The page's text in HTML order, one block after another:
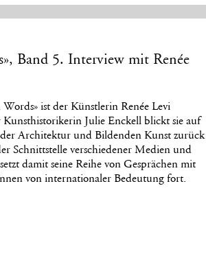
Band 5. Interview mit Renée
ist der Künstlerin Renée Levi
Julie Enckell blickt sie auf
Architektur und Bildenden Kunst zurück
Schnittstelle verschiedener Medien und
damit seine Reihe von Gesprächen mit
von internationaler Bedeutung fort.